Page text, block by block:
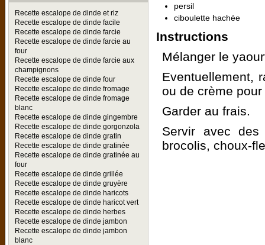
Recette escalope de dinde et riz
Recette escalope de dinde facile
Recette escalope de dinde farcie
Recette escalope de dinde farcie au
four
Recette escalope de dinde farcie aux
champignons
Recette escalope de dinde four
Recette escalope de dinde fromage
Recette escalope de dinde fromage
blanc
Recette escalope de dinde gingembre
Recette escalope de dinde gorgonzola
Recette escalope de dinde gratin
Recette escalope de dinde gratinée
Recette escalope de dinde gratinée au
four
Recette escalope de dinde grillée
Recette escalope de dinde gruyère
Recette escalope de dinde haricots
Recette escalope de dinde haricot vert
Recette escalope de dinde herbes
Recette escalope de dinde jambon
Recette escalope de dinde jambon
blanc
persil
ciboulette hachée
Instructions
Mélanger le
Eventuellement,
ou de crème
Garder au frais.
Servir avec
brocolis, choux-